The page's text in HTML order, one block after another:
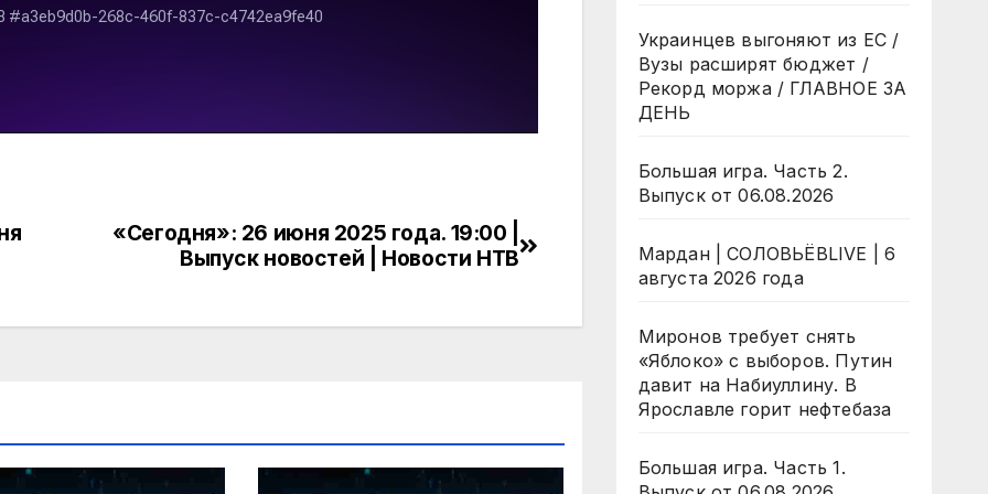
«Сегодня»: 26 июня 2025 года. 19:00 |
Выпуск новостей | Новости НТВ
Украинцев выгоняют из ЕС /
Вузы расширят бюджет /
Рекорд моржа / ГЛАВНОЕ ЗА
ДЕНЬ
Большая игра. Часть 2.
Выпуск от 06.08.2026
Мардан | СОЛОВЬЁВLIVE | 6
августа 2026 года
Миронов требует снять
«Яблоко» с выборов. Путин
давит на Набиуллину. В
Ярославле горит нефтебаза
Большая игра. Часть 1.